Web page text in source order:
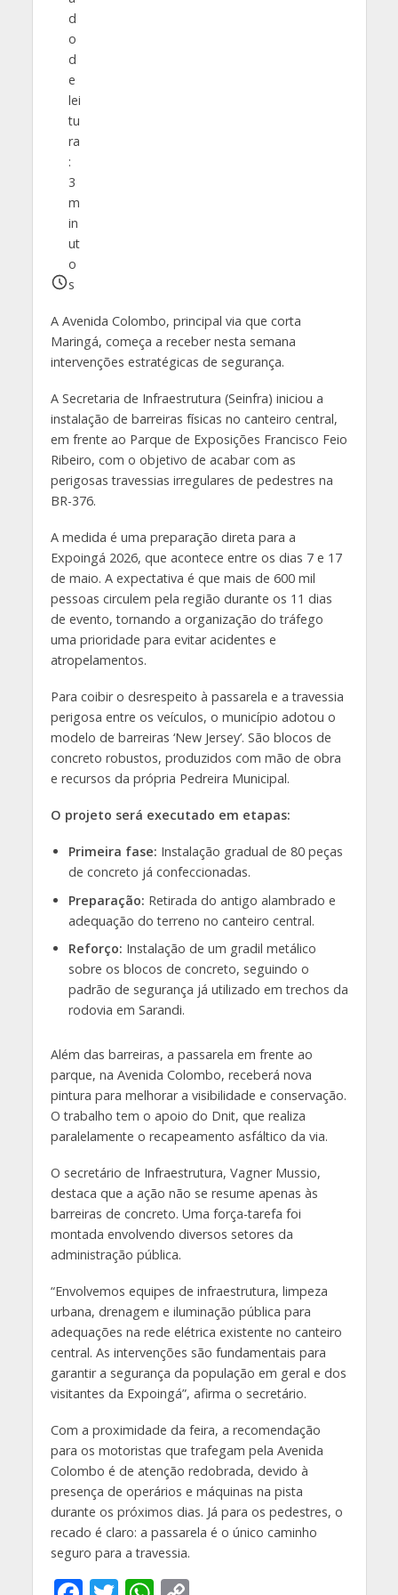
d
o
d
e
lei
tu
ra
:
3
m
in
ut
o
s
A Avenida Colombo, principal via que corta
Maringá, começa a receber nesta semana
intervenções estratégicas de segurança.
A Secretaria de Infraestrutura (Seinfra) iniciou a
instalação de barreiras físicas no canteiro central,
em frente ao Parque de Exposições Francisco Feio
Ribeiro, com o objetivo de acabar com as
perigosas travessias irregulares de pedestres na
BR-376.
A medida é uma preparação direta para a
Expoingá 2026, que acontece entre os dias 7 e 17
de maio. A expectativa é que mais de 600 mil
pessoas circulem pela região durante os 11 dias
de evento, tornando a organização do tráfego
uma prioridade para evitar acidentes e
atropelamentos.
Para coibir o desrespeito à passarela e a travessia
perigosa entre os veículos, o município adotou o
modelo de barreiras ‘New Jersey’. São blocos de
concreto robustos, produzidos com mão de obra
e recursos da própria Pedreira Municipal.
O projeto será executado em etapas:
Primeira fase: Instalação gradual de 80 peças
de concreto já confeccionadas.
Preparação: Retirada do antigo alambrado e
adequação do terreno no canteiro central.
Reforço: Instalação de um gradil metálico
sobre os blocos de concreto, seguindo o
padrão de segurança já utilizado em trechos da
rodovia em Sarandi.
Além das barreiras, a passarela em frente ao
parque, na Avenida Colombo, receberá nova
pintura para melhorar a visibilidade e conservação.
O trabalho tem o apoio do Dnit, que realiza
paralelamente o recapeamento asfáltico da via.
O secretário de Infraestrutura, Vagner Mussio,
destaca que a ação não se resume apenas às
barreiras de concreto. Uma força-tarefa foi
montada envolvendo diversos setores da
administração pública.
“Envolvemos equipes de infraestrutura, limpeza
urbana, drenagem e iluminação pública para
adequações na rede elétrica existente no canteiro
central. As intervenções são fundamentais para
garantir a segurança da população em geral e dos
visitantes da Expoingá”, afirma o secretário.
Com a proximidade da feira, a recomendação
para os motoristas que trafegam pela Avenida
Colombo é de atenção redobrada, devido à
presença de operários e máquinas na pista
durante os próximos dias. Já para os pedestres, o
recado é claro: a passarela é o único caminho
seguro para a travessia.